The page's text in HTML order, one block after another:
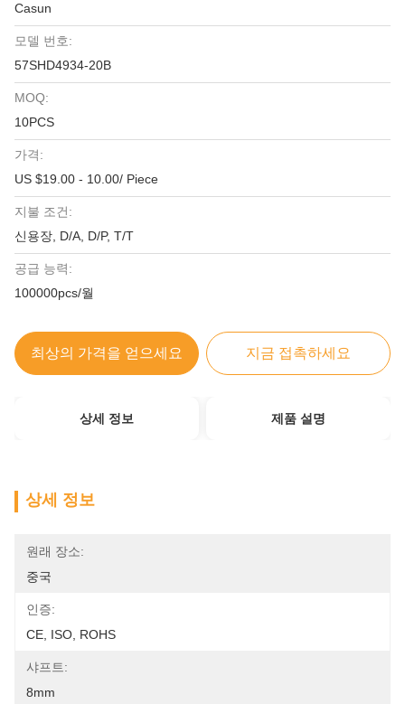
Casun
모델 번호:
57SHD4934-20B
MOQ:
10PCS
가격:
US $19.00 - 10.00/ Piece
지불 조건:
신용장, D/A, D/P, T/T
공급 능력:
100000pcs/월
최상의 가격을 얻으세요 지금 접촉하세요
상세 정보 제품 설명
상세 정보
원래 장소:
중국
인증:
CE, ISO, ROHS
샤프트:
8mm